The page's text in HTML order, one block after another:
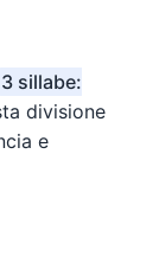
3 sillabe:
divisione
e